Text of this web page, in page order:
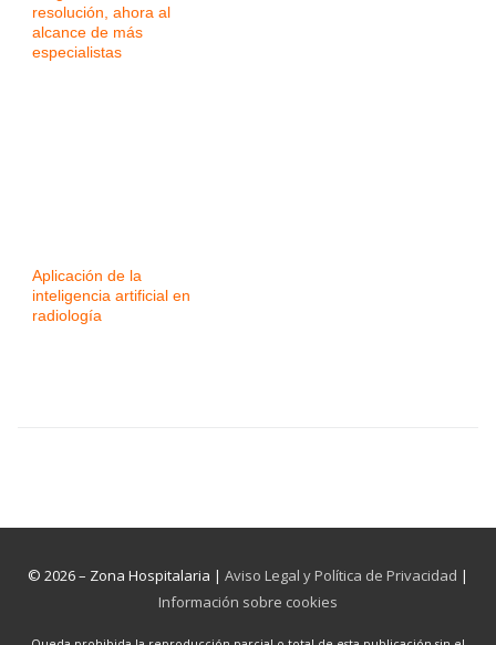
resolución, ahora al
alcance de más
especialistas
Aplicación de la
inteligencia artificial en
radiología
© 2026 – Zona Hospitalaria | Aviso Legal y Política de Privacidad |
Información sobre cookies